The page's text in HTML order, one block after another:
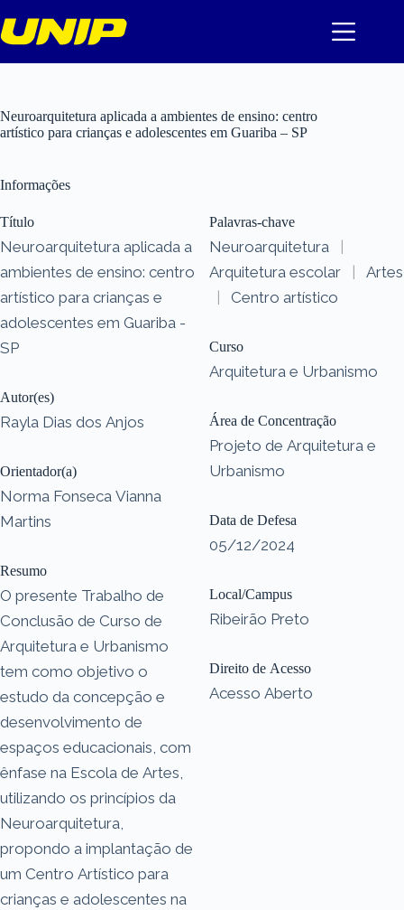
para
o
Neuroarquitetura aplicada a ambientes de ensino: centro
artístico para crianças e adolescentes em Guariba – SP
Informações
Título
Neuroarquitetura aplicada a
ambientes de ensino: centro
artístico para crianças e
adolescentes em Guariba -
SP
Autor(es)
Rayla Dias dos Anjos
Orientador(a)
Norma Fonseca Vianna
Martins
Resumo
O presente Trabalho de
Conclusão de Curso de
Arquitetura e Urbanismo
tem como objetivo o
estudo da concepção e
desenvolvimento de
espaços educacionais, com
ênfase na Escola de Artes,
utilizando os princípios da
Neuroarquitetura,
propondo a implantação de
um Centro Artístico para
crianças e adolescentes na
Palavras-chave
Neuroarquitetura
|
Arquitetura escolar
|
Artes
|
Centro artístico
Curso
Arquitetura e Urbanismo
Área de Concentração
Projeto de Arquitetura e
Urbanismo
Data de Defesa
05/12/2024
Local/Campus
Ribeirão Preto
Direito de Acesso
Acesso Aberto